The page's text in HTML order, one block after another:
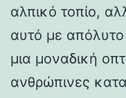
αλπικό τοπίο,
αυτό με
μια μοναδική
ανθρώπινες